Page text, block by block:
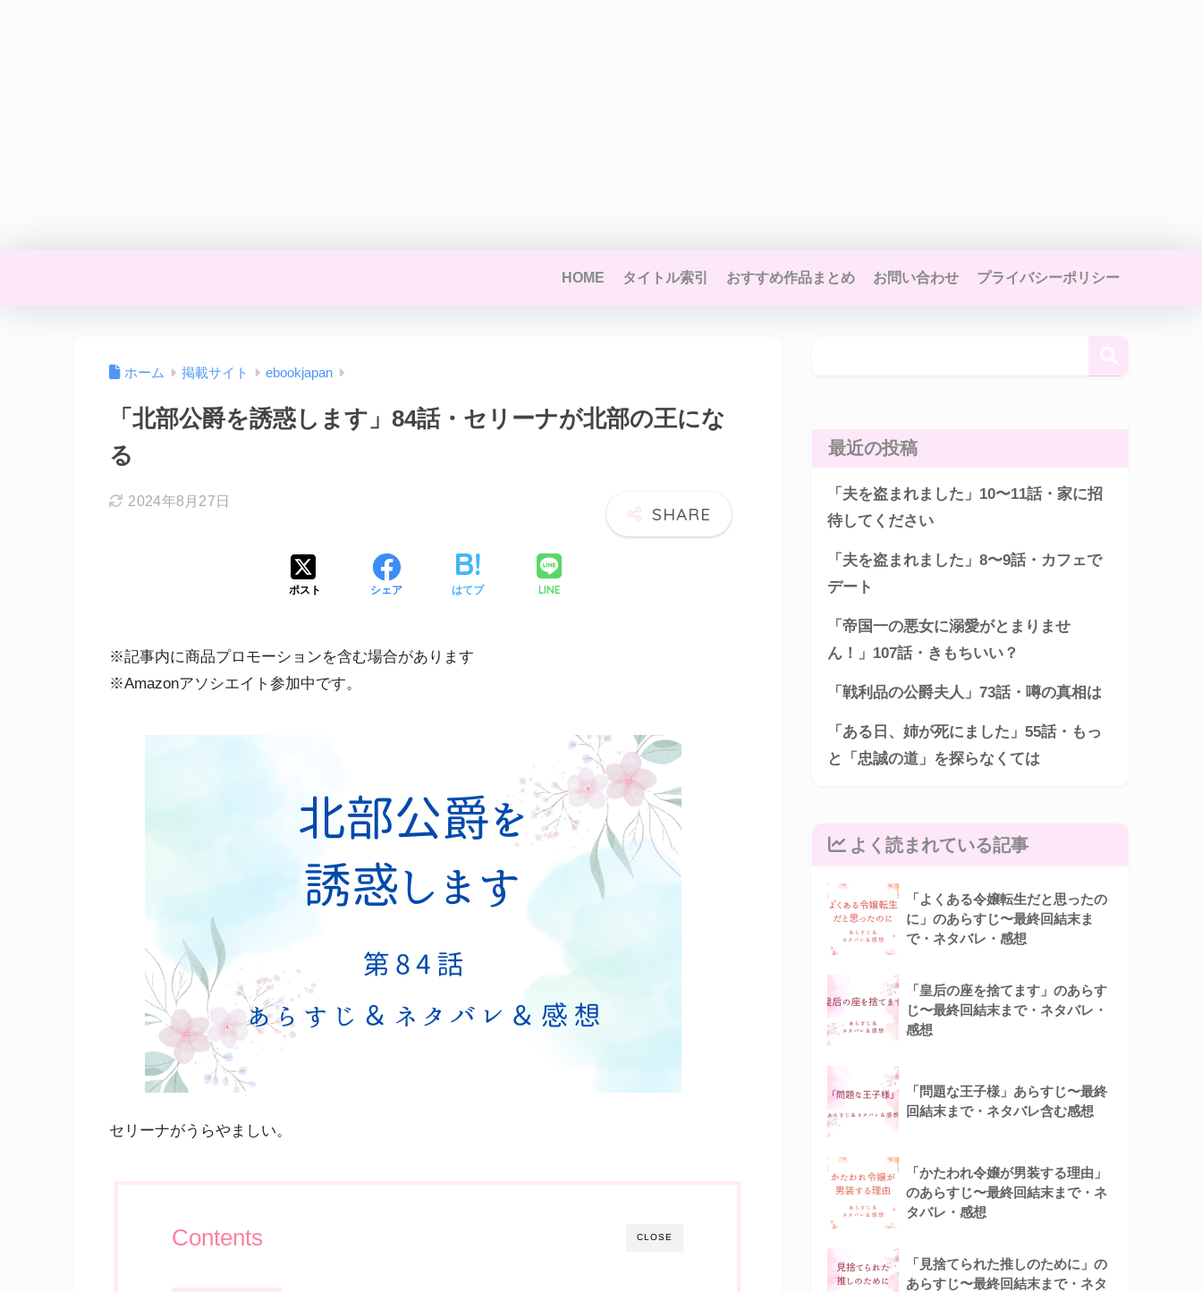
HOME タイトル索引 おすすめ作品まとめ お問い合わせ プライバシーポリシー
ホーム 掲載サイト ebookjapan
「北部公爵を誘惑します」84話・セリーナが北部の王にな
る
2024年8月27日
ポスト シェア はてブ LINE
※記事内に商品プロモーションを含む場合があります
※Amazonアソシエイト参加中です。
セリーナがうらやましい。
CLOSE
Contents
最近の投稿
「夫を盗まれました」10〜11話・家に招
待してください
「夫を盗まれました」8〜9話・カフェで
デート
「帝国一の悪女に溺愛がとまりませ
ん！」107話・きもちいい？
「戦利品の公爵夫人」73話・噂の真相は
「ある日、姉が死にました」55話・もっ
と「忠誠の道」を探らなくては
よく読まれている記事
「よくある令嬢転生だと思ったの
に」のあらすじ〜最終回結末ま
で・ネタバレ・感想
「皇后の座を捨てます」のあらす
じ〜最終回結末まで・ネタバレ・
感想
「問題な王子様」あらすじ〜最終
回結末まで・ネタバレ含む感想
「かたわれ令嬢が男装する理由」
のあらすじ〜最終回結末まで・ネ
タバレ・感想
「見捨てられた推しのために」の
あらすじ〜最終回結末まで・ネタ